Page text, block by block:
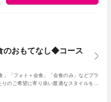
のおもてなし◆コース
「フォト＋会食」「会食のみ」などプラ
のご希望に寄り添い最適なスタイルをご